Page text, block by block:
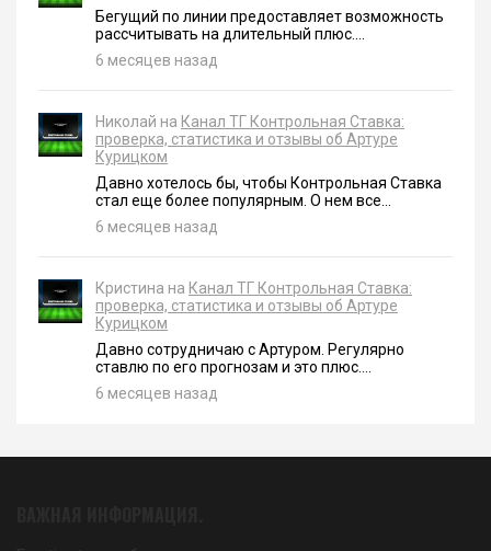
Бегущий по линии предоставляет возможность
рассчитывать на длительный плюс....
6 месяцев назад
Николай на Канал ТГ Контрольная Ставка:
проверка, статистика и отзывы об Артуре
Курицком
Давно хотелось бы, чтобы Контрольная Ставка
стал еще более популярным. О нем все...
6 месяцев назад
Кристина на Канал ТГ Контрольная Ставка:
проверка, статистика и отзывы об Артуре
Курицком
Давно сотрудничаю с Артуром. Регулярно
ставлю по его прогнозам и это плюс....
6 месяцев назад